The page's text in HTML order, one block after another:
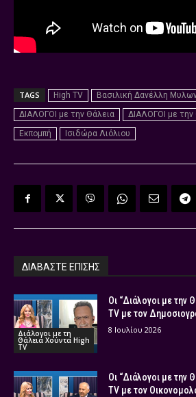
TAGS High TV
Βασιλική Δανέλλη
ΔΙΑΛΟΓΟΙ με την Θάλεια
ΔΙΑΛΟΓΟΙ με
Εκπομπή
Ισιδώρα Λιόλιου
ΔΙΑΒΑΣΤΕ ΕΠΙΣΗΣ
Διάλογοι με τη
Θάλεια Χούντα High
TV
Οι “Διάλογοι με την
TV με τον
8 Ιουλίου 2026
Οι “Διάλογοι με την
TV με τον